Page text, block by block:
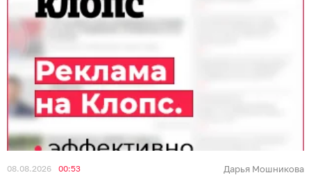
08.08.2026 00:53 Дарья Мошникова